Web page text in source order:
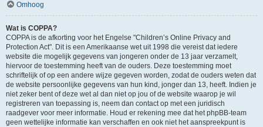
Omhoog
Wat is COPPA?
COPPA is de afkorting voor het Engelse "Children’s Online Privacy and
Protection Act". Dit is een Amerikaanse wet uit 1998 die vereist dat iedere
website die mogelijk gegevens van jongeren onder de 13 jaar verzamelt,
hiervoor de toestemming heeft van de ouders. Deze toestemming moet
schriftelijk of op een andere wijze gegeven worden, zodat de ouders weten dat
de website persoonlijke gegevens van hun kind, jonger dan 13, heeft. Indien je
niet zeker bent of deze wet al dan niet op jou of de website waarop je wil
registreren van toepassing is, neem dan contact op met een juridisch
raadgever voor meer informatie. Houd er rekening mee dat het phpBB-team
geen wettelijke informatie kan verschaffen en ook niet het aanspreekpunt is